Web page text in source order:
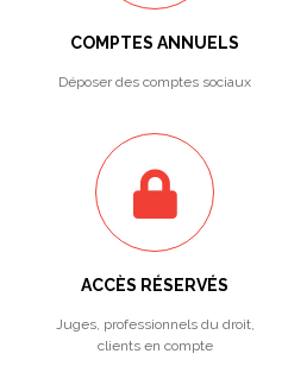
COMPTES ANNUELS
Déposer des comptes sociaux
ACCÈS RÉSERVÉS
Juges, professionnels du droit,
clients en compte